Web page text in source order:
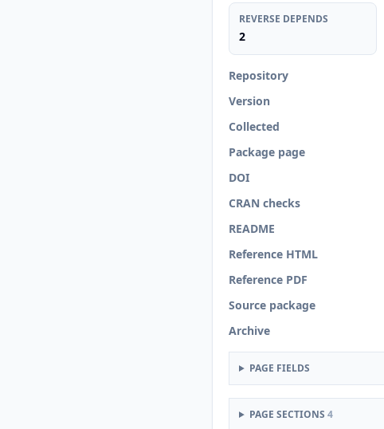
REVERSE DEPENDS
2
Repository
Version
Collected
Package page
DOI
CRAN checks
README
Reference HTML
Reference PDF
Source package
Archive
PAGE FIELDS
PAGE SECTIONS 4